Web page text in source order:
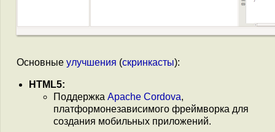
Основные улучшения (скринкасты):
HTML5:
Поддержка Apache Cordova,
платформонезависимого фреймворка для
создания мобильных приложений.